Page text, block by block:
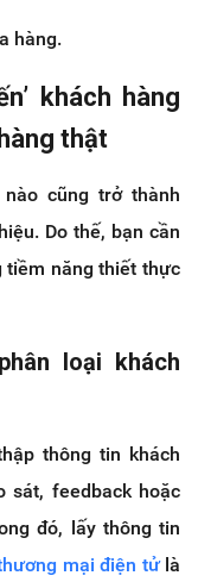
hàng.
khách hàng
thật
cũng trở thành
Do thế, bạn cần
tiềm năng thiết thực
loại khách
thông tin khách
sát, feedback hoặc
đó, lấy thông tin
mại điện tửlà